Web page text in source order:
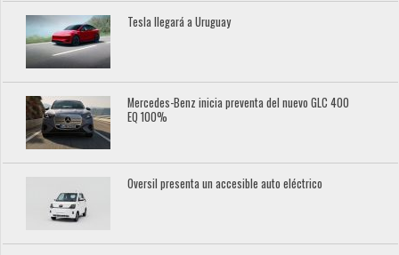
Tesla llegará a Uruguay
Mercedes-Benz inicia preventa del nuevo GLC 400
EQ 100%
Oversil presenta un accesible auto eléctrico